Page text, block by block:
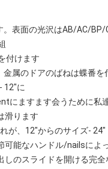
表面の光沢はAB/AC/BP/
付けます
属のドアのばねは蝶番を
12"に
にますます会うために私
滑ります
が、12"からのサイズ- 24"
可能なハンドル/nailsによ
のスライドを開ける完全